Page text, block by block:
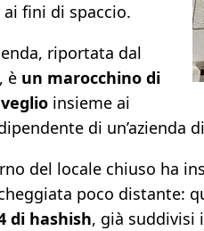
ai fini di spaccio.
riportata dal
, è un marocchino di
insieme ai
di un’azienda
del locale chiuso ha
poco distante:
di hashish, già suddivisi